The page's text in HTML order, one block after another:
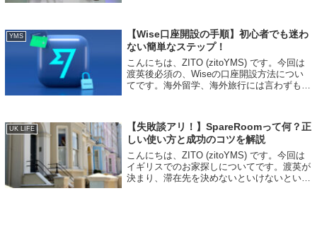
けへの、わかりやすく解説...
YMS
​【Wise口座開設の手順】初心者でも迷わ
ない簡単なステップ！
こんにちは、ZITO (zitoYMS) です。今回は
渡英後必須の、Wiseの口座開設方法につい
てです。海外留学、海外旅行には言わずもが
神バンクがWiseです！...
UK LIFE
【失敗談アリ！】SpareRoomって何？正
しい使い方と成功のコツを解説
こんにちは、ZITO (zitoYMS) です。今回は
イギリスでのお家探しについてです。渡英が
決まり、滞在先を決めないといけないという